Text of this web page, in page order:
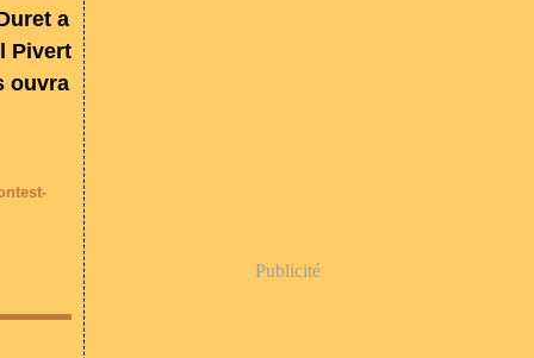
a
Pivert
ouvra
Publicité